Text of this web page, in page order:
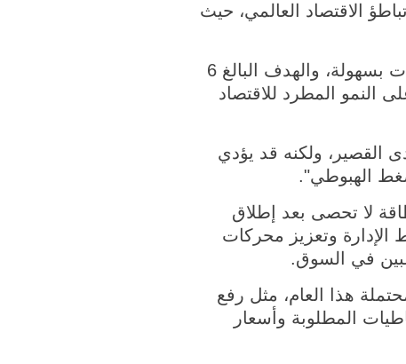
الاقتصاد العالمي، حيث
وذكر لي أن معدل نمو الناتج المحلي الإجمالي عند 6.6 بالمائة في عام 2018 لم يأت بسهولة، والهدف البالغ 6
النمو المطرد للاقتصاد
القصير، ولكنه قد يؤدي
الهبوطي".
التي ستخلق طاقة لا تحصى بعد إطلاق
وتعزيز محركات
في السوق.
هذا العام، مثل رفع
المطلوبة وأسعار